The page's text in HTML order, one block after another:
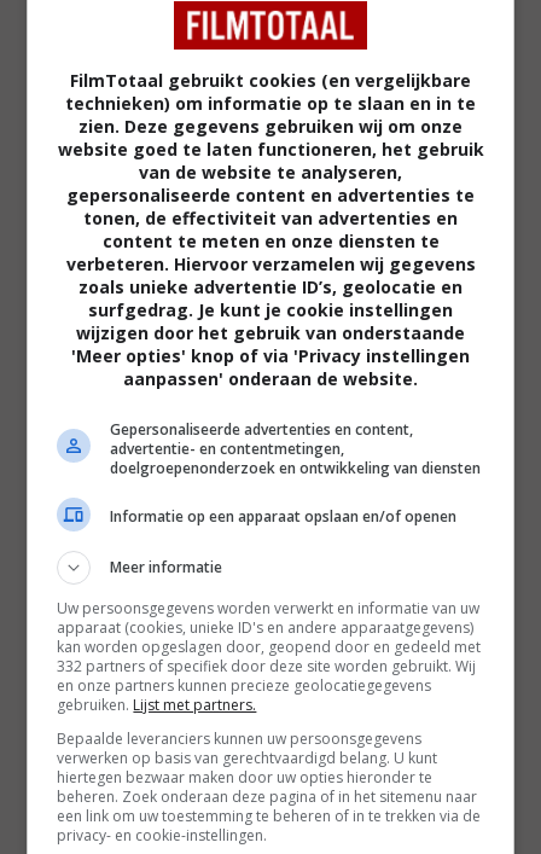
Recensie
Regie:Alexandre Aja |Cast: Jamie Dornan (Dr.
Pascal,) Sarah Gadon (Natalie), Aaron Paul
(Peter Drax), Aiden Longworth (Louis Drax), e.a.
Speelduur:108 minuten |Jaar: 2016
MetThe 9th Life of Louis Draxlijkt Alexandre Aja
een waardige opvolger voor zijn zonderlinge
film trok hij alles uit de kast in een gitzwarte, gothic
komedie die de regels van de fantasy en horror
aan zijn laars lapte. Goed nieuws voor de
genrefans die er wel om konden lachen, want Aja
tracht dus nu hetzelfde te bewerkstelligen. Het
probleem is echter dat aan de basis vanThe 9th
Life of Louis Draxeen bloedserieus en beladen
thema staat, dat zich maar moeilijk leent voor alle
fantastische opsmuk waarmee Aja het serveert.
Wat begint als een licht en komisch
jongensavontuur, ontspoort hoe langer hoe meer
in een duister relaas over slechte ouders,
psychisch trauma en een dodelijke drang naar
FilmTotaal gebruikt cookies (en vergelijkbare
technieken) om informatie op te slaan en in te
zien. Deze gegevens gebruiken wij om onze
website goed te laten functioneren, het gebruik
van de website te analyseren,
gepersonaliseerde content en advertenties te
tonen, de effectiviteit van advertenties en
content te meten en onze diensten te
verbeteren. Hiervoor verzamelen wij gegevens
zoals unieke advertentie ID’s, geolocatie en
surfgedrag. Je kunt je cookie instellingen
wijzigen door het gebruik van onderstaande
'Meer opties' knop of via 'Privacy instellingen
aanpassen' onderaan de website.
Gepersonaliseerde advertenties en content,
advertentie- en contentmetingen,
doelgroepenonderzoek en ontwikkeling van diensten
Informatie op een apparaat opslaan en/of openen
Meer informatie
Uw persoonsgegevens worden verwerkt en informatie van uw
apparaat (cookies, unieke ID's en andere apparaatgegevens)
kan worden opgeslagen door, geopend door en gedeeld met
332 partners of specifiek door deze site worden gebruikt. Wij
en onze partners kunnen precieze geolocatiegegevens
gebruiken. Lijst met partners.
Bepaalde leveranciers kunnen uw persoonsgegevens
verwerken op basis van gerechtvaardigd belang. U kunt
hiertegen bezwaar maken door uw opties hieronder te
beheren. Zoek onderaan deze pagina of in het sitemenu naar
een link om uw toestemming te beheren of in te trekken via de
privacy- en cookie-instellingen.